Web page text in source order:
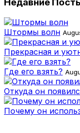
Штормы волн
Прекрасная и
Где его взять?
Откуда он
Почему он